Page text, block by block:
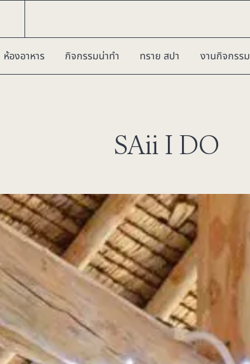
ห้องอาหาร กิจกรรมน่าทำ ทราย สปา งานกิจกรรม
SAii I DO